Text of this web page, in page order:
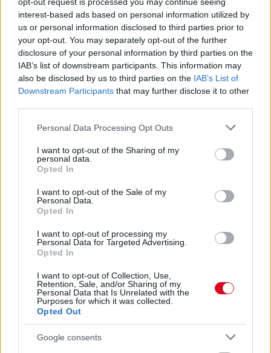
interest-based ads based on personal information utilized by
us or personal information disclosed to third parties prior to
your opt-out. You may separately opt-out of the further
disclosure of your personal information by third parties on the
IAB’s list of downstream participants. This information may
also be disclosed by us to third parties on the IAB’s List of
Downstream Participants that may further disclose it to other
Please note that this website/app uses one or more Google
not limited to your visit or usage behaviour. You may click to
grant or deny consent to Google and its third-party tags to
use your data for below specified purposes in below Google
consent section.
Personal Data Processing Opt Outs
I want to opt-out of the Sharing of my
personal data.
Opted In
I want to opt-out of the Sale of my
Personal Data.
Opted In
I want to opt-out of processing my
Personal Data for Targeted Advertising.
Opted In
I want to opt-out of Collection, Use,
Retention, Sale, and/or Sharing of my
Personal Data that Is Unrelated with the
Purposes for which it was collected.
Opted Out
Google consents
1 napja
Montoya szerint Antonelli kedvessége sem segít